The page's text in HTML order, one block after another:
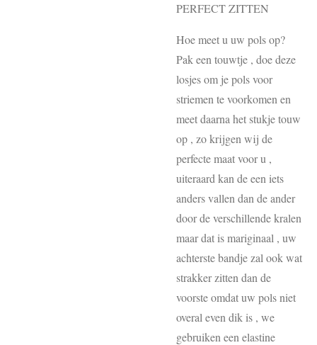
PERFECT ZITTEN
Hoe meet u uw pols op?
Pak een touwtje , doe deze
losjes om je pols voor
striemen te voorkomen en
meet daarna het stukje touw
op , zo krijgen wij de
perfecte maat voor u ,
uiteraard kan de een iets
anders vallen dan de ander
door de verschillende kralen
maar dat is mariginaal , uw
achterste bandje zal ook wat
strakker zitten dan de
voorste omdat uw pols niet
overal even dik is , we
gebruiken een elastine